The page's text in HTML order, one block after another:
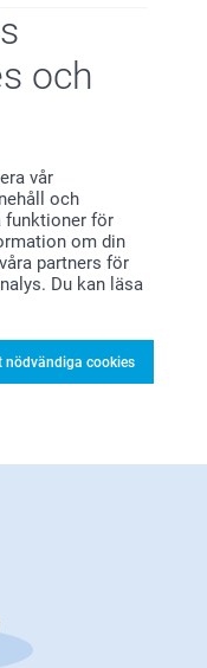
och
vår
och
funktioner för
om din
partners för
Du kan läsa
nödvändiga cookies
får du den senaste
Det
integritetspolicy
att klicka på